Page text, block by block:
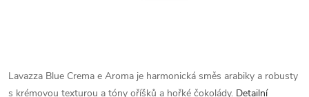
Lavazza Blue Crema e Aroma je harmonická směs arabiky a robusty
s krémovou texturou a tóny oříšků a hořké čokolády. Detailní